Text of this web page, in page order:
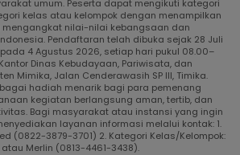
umum. Peserta dapat mengikuti kategori
kelas atau kelompok dengan menampilkan
mengangkat nilai-nilai kebangsaan dan
Pendaftaran telah dibuka sejak 28 Juli
4 Agustus 2026, setiap hari pukul 08.00–
Dinas Kebudayaan, Pariwisata, dan
Mimika, Jalan Cenderawasih SP III, Timika.
hadiah menarik bagi para pemenang
kegiatan berlangsung aman, tertib, dan
Bagi masyarakat atau instansi yang ingin
layanan informasi melalui kontak: 1.
(0822-3879-3701) 2. Kategori Kelas/Kelompok:
Merlin (0813-4461-3438).